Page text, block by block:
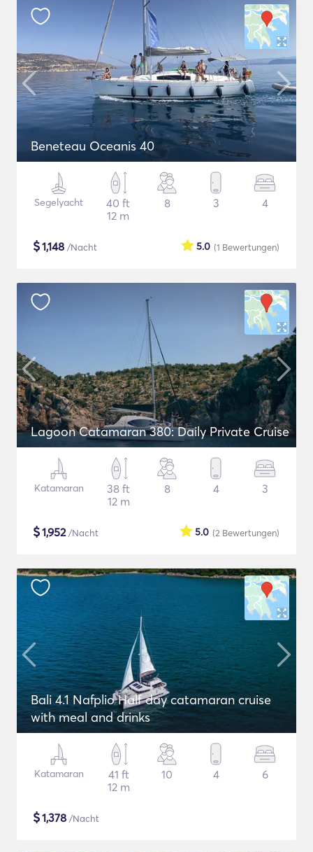
Beneteau Oceanis 40
Segelyacht
40 ft
12 m
8 3 4
$1,148 /Nacht (1 Bewertungen)
5.0
Lagoon Catamaran 380: Daily Private Cruise
Katamaran
38 ft
12 m
8 4 3
$1,952/Nacht (2 Bewertungen)
5.0
Bali 4.1 Nafplio Half day catamaran cruise
with meal and drinks
Katamaran
41 ft
12 m
10 4 6
$1,378 /Nacht